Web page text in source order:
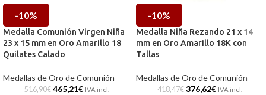
-10%
Medalla Comunión Virgen Niña
23 x 15 mm en Oro Amarillo 18
Quilates Calado
Medallas de Oro de Comunión
516,90€ 465,21€ IVA incl.
-10%
Medalla Niña Rezando 21 x 14
mm en Oro Amarillo 18K con
Tallas
Medallas de Oro de Comunión
418,47€ 376,62€ IVA incl.